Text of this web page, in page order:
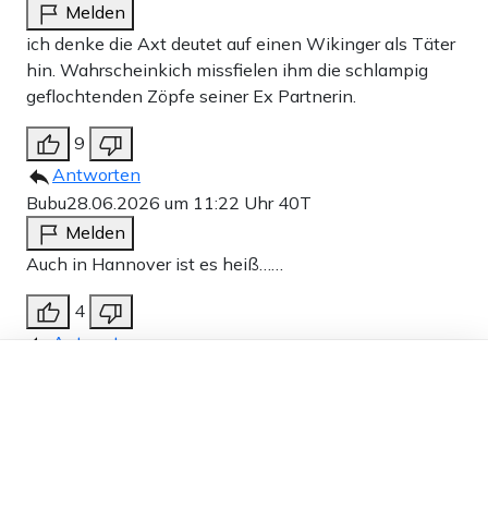
Melden
ich denke die Axt deutet auf einen Wikinger als Täter
hin. Wahrscheinkich missfielen ihm die schlampig
geflochtenden Zöpfe seiner Ex Partnerin.
9
Antworten
Bubu28.06.2026 um 11:22 Uhr 40T
Melden
Auch in Hannover ist es heiß……
4
Antworten